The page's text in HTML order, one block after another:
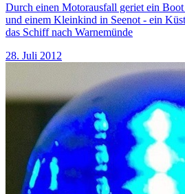
Durch einen Motorausfall geriet ein Boot
und einem Kleinkind in Seenot - ein
das Schiff nach Warnemünde
28. Juli 2012